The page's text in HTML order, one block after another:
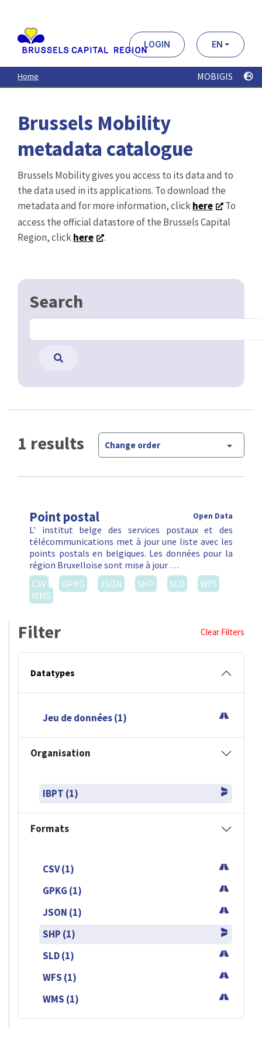
contenu
principal
LOGIN EN
Home MOBIGIS
Brussels Mobility
metadata catalogue
Brussels Mobility gives you access to its data and to
the data used in its applications. To download the
metadata and for more information, clickhere
To
access the official datastore of the Brussels Capital
Region, clickhere .
Search
1 results Change order
Point postal Open Data
L' institut belge des services postaux et des
télécommunications met à jour une liste avec les
points postals en belgiques. Les données pour la
région Bruxelloise sont mise à jour …
CSV
GPKG JSON SHP SLD
WFS
WMS
Filter Clear Filters
Datatypes
Jeu de données (1)
Organisation
IBPT (1)
Formats
CSV (1)
GPKG (1)
JSON (1)
SHP (1)
SLD (1)
WFS (1)
WMS (1)